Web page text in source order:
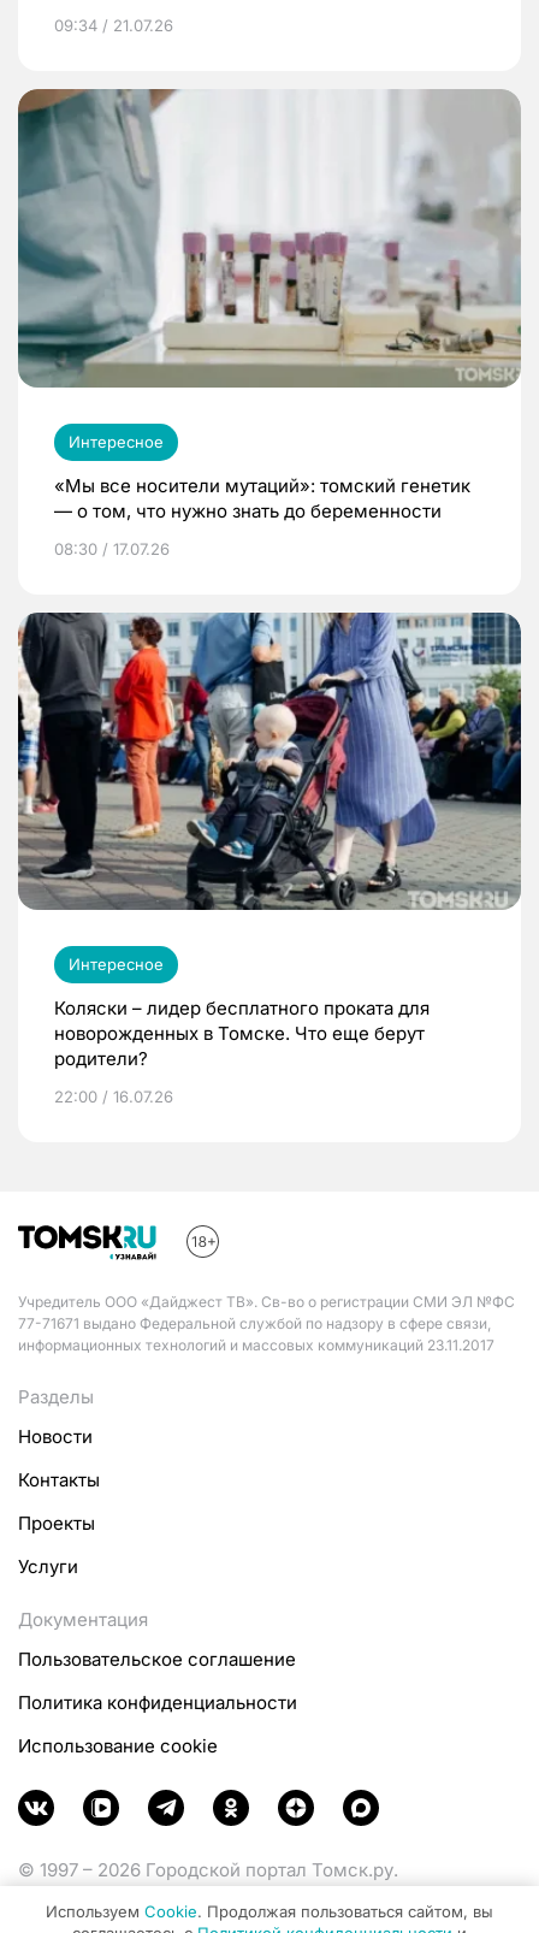
09:34 / 21.07.26
Интересное
«Мы все носители мутаций»: томский генетик
— о том, что нужно знать до беременности
08:30 / 17.07.26
Интересное
Коляски – лидер бесплатного проката для
новорожденных в Томске. Что еще берут
родители?
22:00 / 16.07.26
Учредитель ООО «Дайджест ТВ». Св-во о регистрации СМИ ЭЛ №ФС
77-71671 выдано Федеральной службой по надзору в сфере связи,
информационных технологий и массовых коммуникаций 23.11.2017
Разделы
Новости
Контакты
Проекты
Услуги
Документация
Пользовательское соглашение
Политика конфиденциальности
Использование cookie
© 1997 – 2026 Городской портал Томск.ру.
Министерства цифрового развития, связи и массовых
Используем Cookie. Продолжая пользоваться сайтом, вы